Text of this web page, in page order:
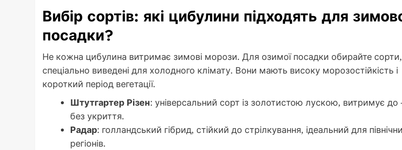
Вибір сортів: які цибулини підходять для
посадки?
Не кожна цибулина витримає зимові морози. Для озимої посадки обирайте сорти,
спеціально виведені для холодного клімату. Вони мають високу морозостійкість і
короткий період вегетації.
Штутгартер Різен: універсальний сорт із золотистою лускою, витримує до
без укриття.
Радар: голландський гібрид, стійкий до стрілкування, ідеальний для
регіонів.